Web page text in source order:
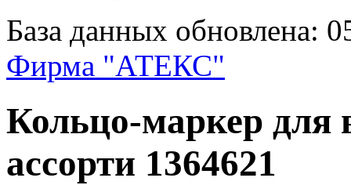
База данных обновлена:
Фирма "АТЕКС"
Кольцо-маркер для
ассорти 1364621